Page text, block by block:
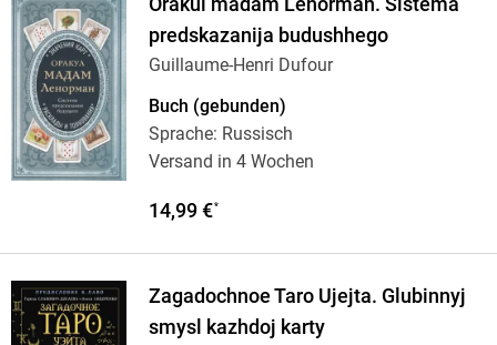
Orakul madam Lenorman. Sistema
predskazanija budushhego
Guillaume-Henri Dufour
Buch (gebunden)
Sprache: Russisch
Versand in 4 Wochen
14,99 €*
Zagadochnoe Taro Ujejta. Glubinnyj
smysl kazhdoj karty